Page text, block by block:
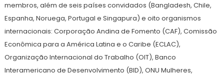
membros, além de seis países convidados (Bangladesh, Chile,
Espanha, Noruega, Portugal e Singapura) e oito organismos
internacionais: Corporação Andina de Fomento (CAF), Comissão
Econômica para a América Latina e o Caribe (ECLAC),
Organização Internacional do Trabalho (OIT), Banco
Interamericano de Desenvolvimento (BID), ONU Mulheres,